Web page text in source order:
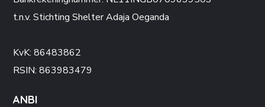
t.n.v. Stichting Shelter Adaja Oeganda
KvK: 86483862
RSIN: 863983479
ANBI